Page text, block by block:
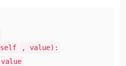
self
, value):
value